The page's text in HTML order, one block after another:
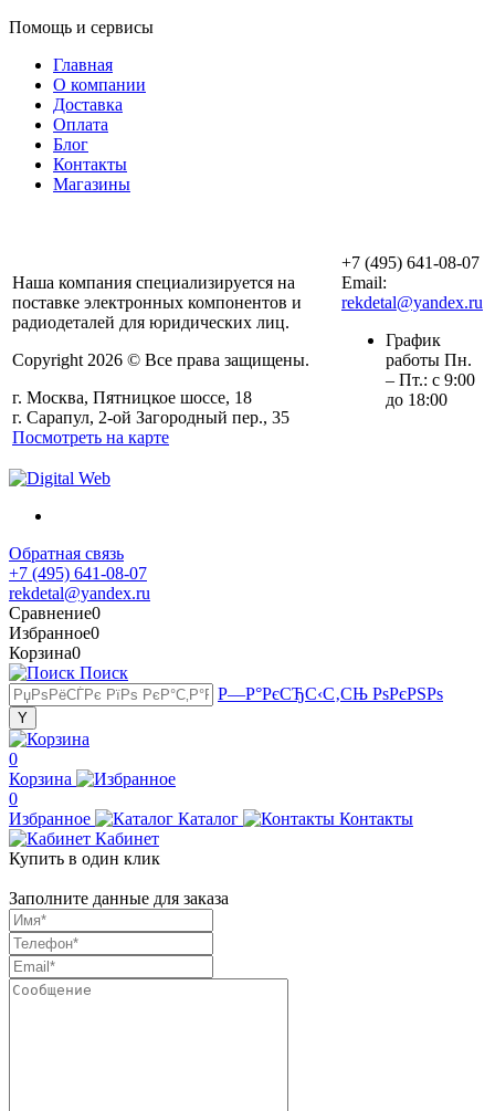
Помощь и сервисы
Главная
О компании
Доставка
Оплата
Блог
Контакты
Магазины
Наша компания специализируется на
поставке электронных компонентов и
радиодеталей для юридических лиц.
Copyright 2026 © Все права защищены.
г. Москва, Пятницкое шоссе, 18
г. Сарапул, 2-ой Загородный пер., 35
Посмотреть на карте
+7 (495) 641-08-07
Email:
rekdetal@yandex.ru
График
работы Пн.
– Пт.: с 9:00
до 18:00
Обратная связь
+7 (495) 641-08-07
rekdetal@yandex.ru
Сравнение0
Избранное0
Корзина0
Поиск
Р—Р°РєСЂС‹С‚СЊ РѕРєРЅРѕ
0
Корзина
0
Избранное
Каталог
Контакты
Кабинет
Купить в один клик
Заполните данные для заказа